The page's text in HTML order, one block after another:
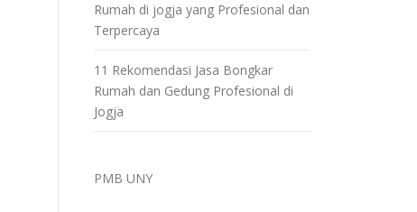
Rumah di jogja yang Profesional dan
Terpercaya
11 Rekomendasi Jasa Bongkar
Rumah dan Gedung Profesional di
Jogja
PMB UNY